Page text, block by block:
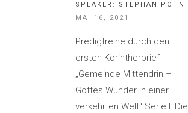
SPEAKER: STEPHAN POHN
MAI 16, 2021
Predigtreihe durch den
ersten Korintherbrief
„Gemeinde Mittendrin –
Gottes Wunder in einer
verkehrten Welt“ Serie I: Die